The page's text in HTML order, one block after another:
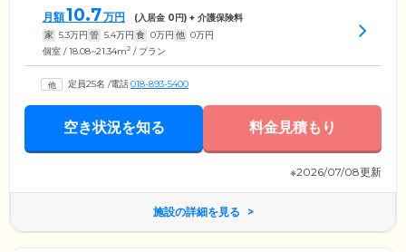
月額10.7万円 (入居金 0円) + 介護保険料
家 5.3万円 管 5.4万円 食 0万円 他 0万円
個室 / 18.08~21.34m2 / プラン
定員25名 /電話018-893-5400
空き状況を知る 料金見積もり
※2026/07/08更新
施設の詳細を見る